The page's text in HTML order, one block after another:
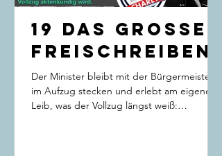
19 Das grosse
Freischreiben
Der Minister bleibt mit der Bürgermeisterin
im Aufzug stecken und erlebt am eigenen
Leib, was der Vollzug längst weiß: